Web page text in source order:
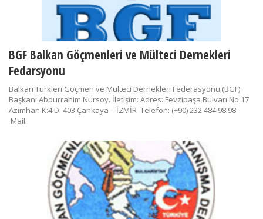
BGF Balkan Göçmenleri ve Mülteci Dernekleri
Fedarsyonu
Balkan Türkleri Göçmen ve Mülteci Dernekleri Federasyonu (BGF)
Başkanı Abdurrahim Nursoy. İletişim: Adres: Fevzipaşa Bulvarı No:17
Azimhan K:4 D: 403 Çankaya – İZMİR Telefon: (+90) 232 484 98 98
Mail: